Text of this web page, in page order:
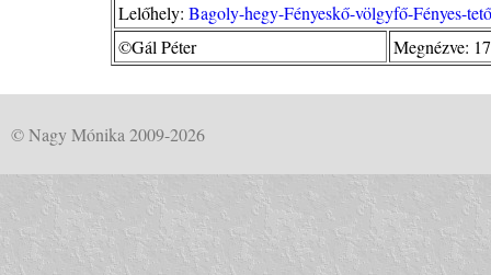
Lelőhely: Bagoly-hegy-Fényeskő-völgyfő-Fényes-
©Gál Péter
Megnézve:
© Nagy Mónika 2009-2026